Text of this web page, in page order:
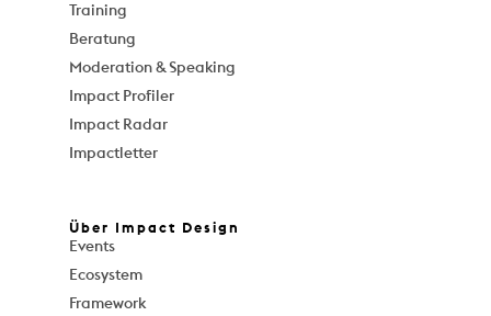
Training
Beratung
Moderation & Speaking
Impact Profiler
Impact Radar
Impactletter
Über Impact Design
Events
Ecosystem
Framework